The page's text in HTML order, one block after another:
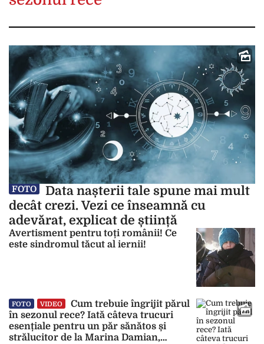
FOTO
Data nașterii tale spune mai mult
decât crezi. Vezi ce înseamnă cu
adevărat, explicat de știință
Avertisment pentru toți românii! Ce
este sindromul tăcut al iernii!
FOTO VIDEO
Cum trebuie îngrijit părul
în sezonul rece? Iată câteva trucuri
esențiale pentru un păr sănătos și
strălucitor de la Marina Damian,